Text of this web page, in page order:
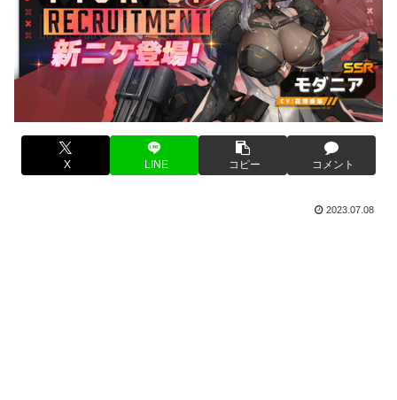
X LINE コピー コメント
2023.07.08